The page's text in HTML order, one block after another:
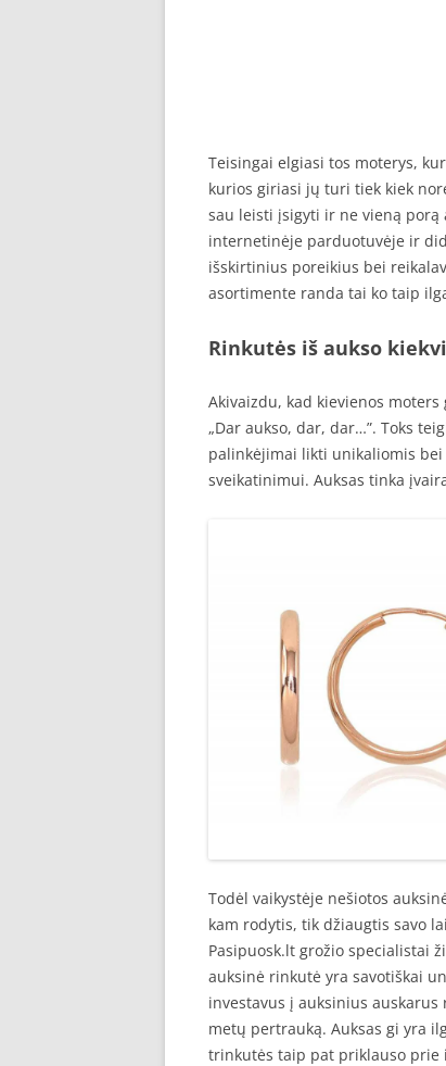
Teisingai elgiasi tos moterys,
kurios giriasi jų turi tiek kiek
sau leisti įsigyti ir ne vieną
internetinėje parduotuvėje ir
išskirtinius poreikius bei
asortimente randa tai ko taip
Rinkutės iš aukso
Akivaizdu, kad kievienos
„Dar aukso, dar, dar…”. Toks
palinkėjimai likti unikaliomis
sveikatinimui. Auksas tinka
Todėl vaikystėje nešiotos
kam rodytis, tik džiaugtis savo
Pasipuosk.lt grožio specialistai
auksinė rinkutė yra savotiškai
investavus į auksinius
metų pertrauką. Auksas gi yra
trinkutės taip pat priklauso prie